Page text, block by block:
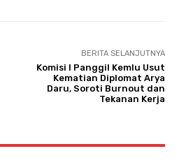
BERITA SELANJUTNYA
Komisi I Panggil Kemlu Usut
Kematian Diplomat Arya
Daru, Soroti Burnout dan
Tekanan Kerja